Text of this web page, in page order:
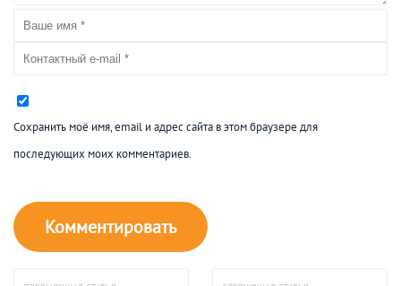
Сохранить моё имя, email и адрес сайта в этом браузере для
последующих моих комментариев.